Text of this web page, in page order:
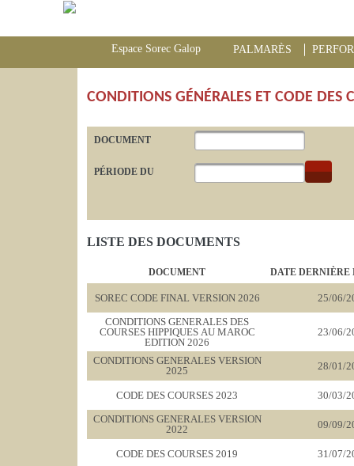
Espace Sorec Galop PALMARÈS
CONDITIONS GÉNÉRALES ET CODE DES
DOCUMENT
PÉRIODE DU
LISTE DES DOCUMENTS
DOCUMENT DATE DERNIÈRE
SOREC CODE FINAL VERSION 2026
25/06/
CONDITIONS GENERALES DES
COURSES HIPPIQUES AU MAROC
EDITION 2026
23/06/
CONDITIONS GENERALES VERSION
2025
28/01/
CODE DES COURSES 2023
30/03/
CONDITIONS GENERALES VERSION
2022
09/09/
CODE DES COURSES 2019 31/07/